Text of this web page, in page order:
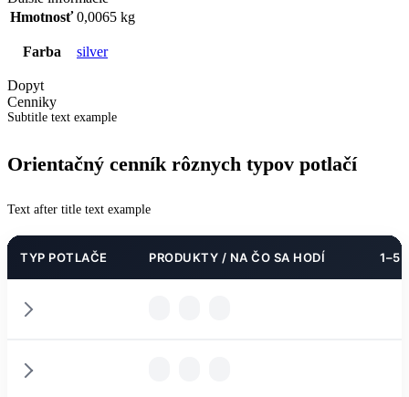
Hmotnosť 0,0065 kg
Farba silver
Dopyt
Cenniky
Subtitle text example
Orientačný cenník rôznych typov potlačí
Text after title text example
TYP POTLAČE PRODUKTY / NA ČO SA HODÍ 1–5